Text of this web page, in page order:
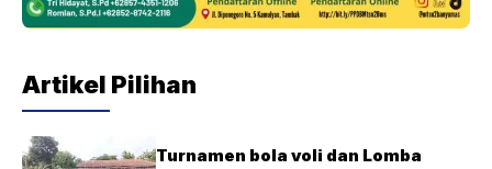
Artikel Pilihan
Turnamen bola voli dan Lomba